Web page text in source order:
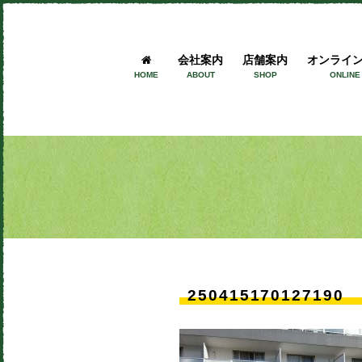
HOME
会社案内
ABOUT
店舗案内
SHOP
オンライ
250415170127190